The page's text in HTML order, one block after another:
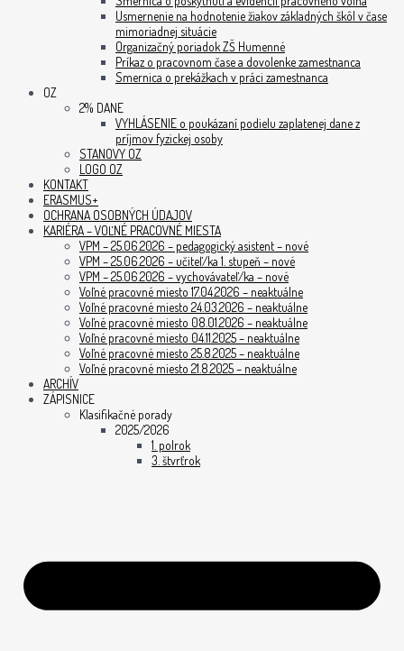
Usmernenie na hodnotenie žiakov základných škôl v čase
mimoriadnej situácie
Organizačný poriadok ZŠ Humenné
Príkaz o pracovnom čase a dovolenke zamestnanca
Smernica o prekážkach v práci zamestnanca
OZ
2% DANE
VYHLÁSENIE o poukázaní podielu zaplatenej dane z
príjmov fyzickej osoby
STANOVY OZ
LOGO OZ
KONTAKT
ERASMUS+
OCHRANA OSOBNÝCH ÚDAJOV
KARIÉRA – VOĽNÉ PRACOVNÉ MIESTA
VPM – 25.06.2026 – pedagogický asistent – nové
VPM – 25.06.2026 – učiteľ/ka 1. stupeň – nové
VPM – 25.06.2026 – vychovávateľ/ka – nové
Voľné pracovné miesto 17.04.2026 – neaktuálne
Voľné pracovné miesto 24.03.2026 – neaktuálne
Voľné pracovné miesto 08.01.2026 – neaktuálne
Voľné pracovné miesto 04.11.2025 – neaktuálne
Voľné pracovné miesto 25.8.2025 – neaktuálne
Voľné pracovné miesto 21.8.2025 – neaktuálne
ARCHÍV
ZÁPISNICE
Klasifikačné porady
2025/2026
1. polrok
3. štvrťrok